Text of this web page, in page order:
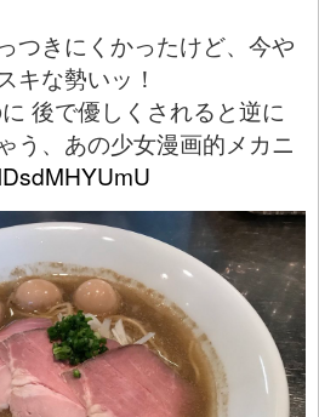
つきにくかったけど、今や
キな勢いッ！
後で優しくされると逆に
う、あの少女漫画的メカニ